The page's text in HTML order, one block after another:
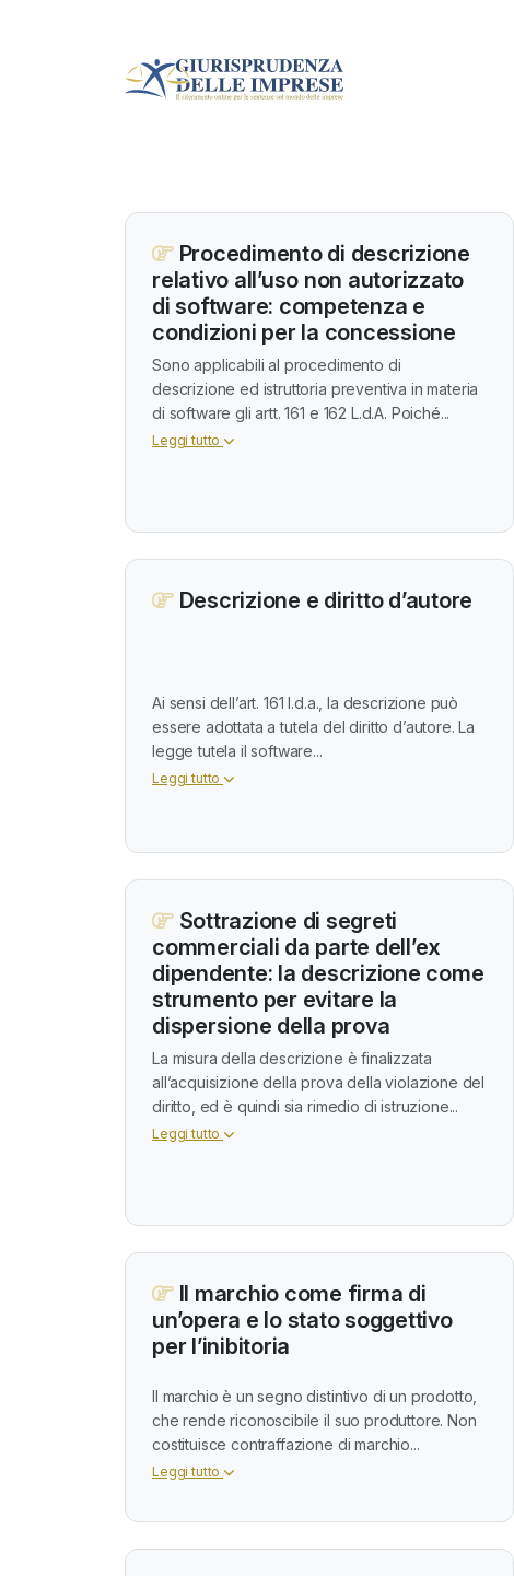
Procedimento di descrizione
relativo all’uso non autorizzato
di software: competenza e
condizioni per la concessione
Sono applicabili al procedimento di
descrizione ed istruttoria preventiva in materia
di software gli artt. 161 e 162 L.d.A. Poiché...
Leggi tutto
Descrizione e diritto d’autore
Ai sensi dell’art. 161 l.d.a., la descrizione può
essere adottata a tutela del diritto d’autore. La
legge tutela il software...
Leggi tutto
Sottrazione di segreti
commerciali da parte dell’ex
dipendente: la descrizione come
strumento per evitare la
dispersione della prova
La misura della descrizione è finalizzata
all’acquisizione della prova della violazione del
diritto, ed è quindi sia rimedio di istruzione...
Leggi tutto
Il marchio come firma di
un’opera e lo stato soggettivo
per l’inibitoria
Il marchio è un segno distintivo di un prodotto,
che rende riconoscibile il suo produttore. Non
costituisce contraffazione di marchio...
Leggi tutto